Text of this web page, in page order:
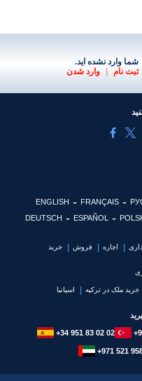
شما وارد نشده اید.
ثبت نام
| وارد شدن
ENGLISH FRANÇAIS
DEUTSCH
ESPAÑOL
خرید فروش اجاره
اسپانیا خرید ملک در ترکیه
+34 951 83 02 02
+971 521